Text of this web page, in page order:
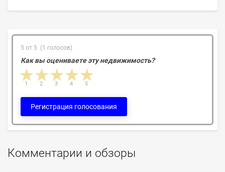
5 от 5 (1 голосов)
Как вы оцениваете эту недвижимость?
4 stars
3 stars
2 stars
1 star 5
4
3
2
1
Регистрация голосования
Комментарии и обзоры